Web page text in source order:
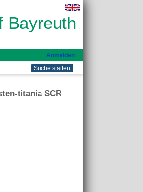
Bayreuth
Anmelden
titania SCR